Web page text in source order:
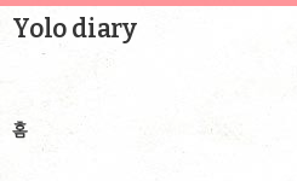
Yolo diary
홈